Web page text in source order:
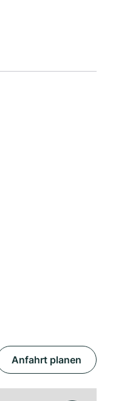
Anfahrt planen